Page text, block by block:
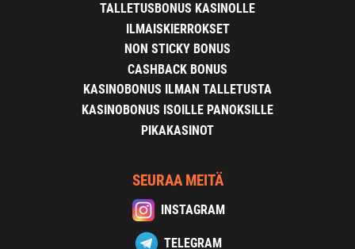
TALLETUSBONUS KASINOLLE
ILMAISKIERROKSET
NON STICKY BONUS
CASHBACK BONUS
KASINOBONUS ILMAN TALLETUSTA
KASINOBONUS ISOILLE PANOKSILLE
PIKAKASINOT
SEURAA MEITÄ
INSTAGRAM
TELEGRAM